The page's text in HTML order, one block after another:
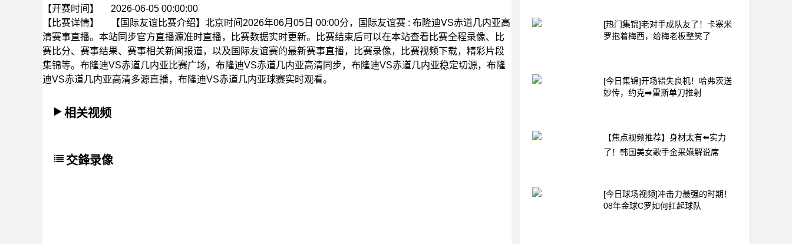
【开赛时间】
2026-06-05 00:00:00
【比赛详情】
【国际友谊比赛介绍】北京时间2026年06月05日 00:00分，国际友谊赛 : 布隆迪VS赤道几内亚高
清赛事直播。本站同步官方直播源准时直播，比赛数据实时更新。比赛结束后可以在本站查看比赛全程录像、比
赛比分、赛事结果、赛事相关新闻报道，以及国际友谊赛的最新赛事直播，比赛录像，比赛视频下载，精彩片段
集锦等。布隆迪VS赤道几内亚比赛广场，布隆迪VS赤道几内亚高清同步，布隆迪VS赤道几内亚稳定切源，布隆
迪VS赤道几内亚高清多源直播，布隆迪VS赤道几内亚球赛实时观看。
相关视频
交鋒录像
[热门集锦]老对手成队友了！卡塞米
罗抱着梅西，给梅老板整笑了
[今日集锦]开场错失良机！哈弗茨送
妙传，约克➡️雷斯单刀推射
【焦点视频推荐】身材太有⬅️实力
了！韩国美女歌手金采嬿解说席
[今日球场视频]冲击力最强的时期！
08年金球C罗如何扛起球队